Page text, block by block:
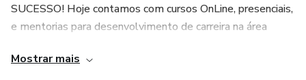
SUCESSO! Hoje contamos com cursos OnLine, presenciais,
e mentorias para desenvolvimento de carreira na área
Mostrar mais